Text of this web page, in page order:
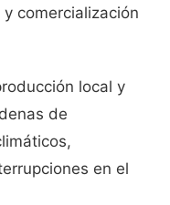
comercialización
local y
de
en el